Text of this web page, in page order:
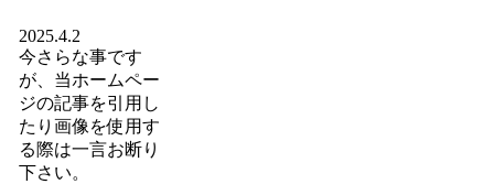
2025.4.2
今さらな事です
が、当ホームペー
ジの記事を引用し
たり画像を使用す
る際は一言お断り
下さい。